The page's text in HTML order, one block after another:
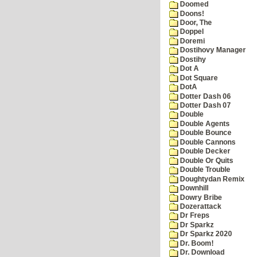
Doomed
Doons!
Door, The
Doppel
Doremi
Dostihovy Manager
Dostihy
Dot A
Dot Square
DotA
Dotter Dash 06
Dotter Dash 07
Double
Double Agents
Double Bounce
Double Cannons
Double Decker
Double Or Quits
Double Trouble
Doughtydan Remix
Downhill
Dowry Bribe
Dozerattack
Dr Freps
Dr Sparkz
Dr Sparkz 2020
Dr. Boom!
Dr. Download